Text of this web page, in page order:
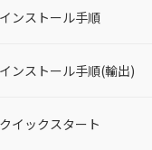
インストール手順
インストール手順(輸出)
クイックスタート